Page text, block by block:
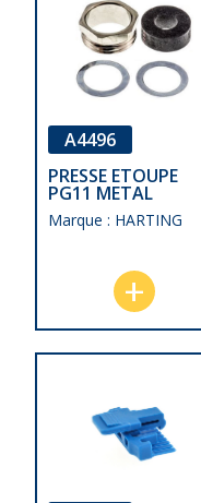
A4496
PRESSE ETOUPE
PG11 METAL
Marque : HARTING